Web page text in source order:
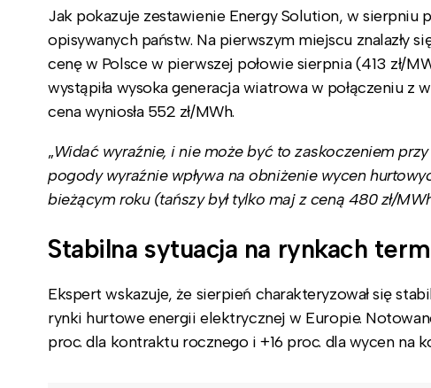
Jak pokazuje zestawienie Energy Solution, w sierpniu
opisywanych państw. Na pierwszym miejscu znalazły
cenę w Polsce w pierwszej połowie sierpnia (413 zł/
wystąpiła wysoka generacja wiatrowa w połączeniu z
cena wyniosła 552 zł/MWh.
„Widać wyraźnie, i nie może być to zaskoczeniem
pogody wyraźnie wpływa na obniżenie wycen
bieżącym roku (tańszy był tylko maj z ceną 480 zł/
Stabilna sytuacja na rynkach
Ekspert wskazuje, że sierpień charakteryzował się
rynki hurtowe energii elektrycznej w Europie.
proc. dla kontraktu rocznego i +16 proc. dla wycen na